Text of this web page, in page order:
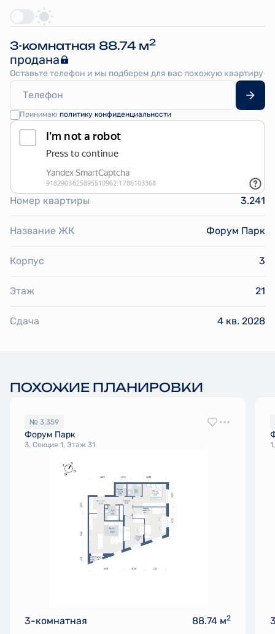
3-комнатная 88.74 м2
продана
Оставьте телефон и мы подберем для вас похожую квартиру
Принимаю политику конфиденциальности
Номер квартиры 3.241
Название ЖК Форум Парк
Корпус 3
Этаж 21
Сдача 4 кв. 2028
ПОХОЖИЕ ПЛАНИРОВКИ
№ 3.359
Форум Парк
3, Секция 1, Этаж 31
3-комнатная 88.74 м2